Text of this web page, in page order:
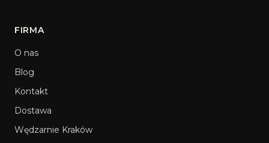
FIRMA
O nas
Blog
Kontakt
Dostawa
Wędzarnie Kraków